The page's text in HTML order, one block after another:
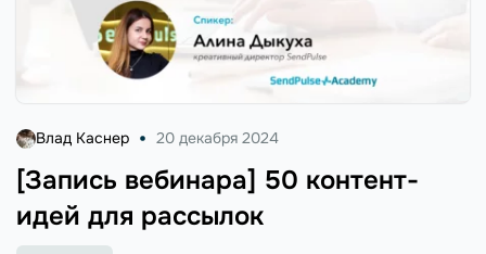
[Запись вебинара] 50 контент-
идей для рассылок
Влад Каснер 20 декабря 2024